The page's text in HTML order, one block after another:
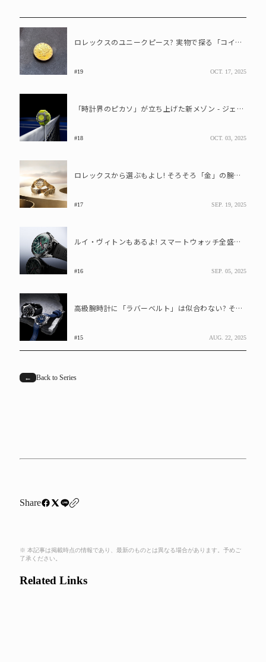
ロレックスのユニークピース? 実物で探る「コインウォッチ」の奥深き世界
#19 OCT. 17, 2025
「時計界のピカソ」が立ち上げた新メゾン - ジェラルド・チャールズって誰?
#18 OCT. 03, 2025
ロレックスから選ぶもよし! そろそろ「金」の腕時計に挑戦してみませんか?
#17 SEP. 19, 2025
ルイ・ヴィトンもあるよ! スマートウォッチ全盛の今、個性的なモデルを選ぶなら?
#16 SEP. 05, 2025
高級腕時計に「ラバーベルト」は似合わない? それは誤解です
#15 AUG. 22, 2025
← Back to Series
Share
※ 本記事は掲載時点の情報であり、最新のものとは異なる場合があります。予めご
了承ください。
Related Links